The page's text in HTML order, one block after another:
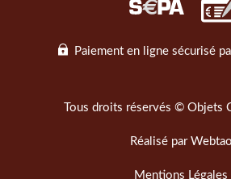
Paiement en ligne sécurisé
Tous droits réservés © Objets
Réalisé par Webtao
Mentions Légales